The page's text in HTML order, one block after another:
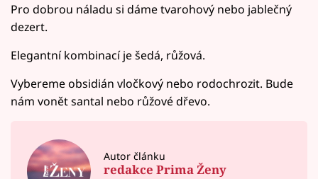
Pro dobrou náladu si dáme tvarohový nebo jablečný
dezert.
Elegantní kombinací je šedá, růžová.
Vybereme obsidián vločkový nebo rodochrozit. Bude
nám vonět santal nebo růžové dřevo.
Autor článku
redakce Prima Ženy